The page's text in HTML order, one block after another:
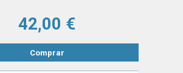
42,00 €
Comprar